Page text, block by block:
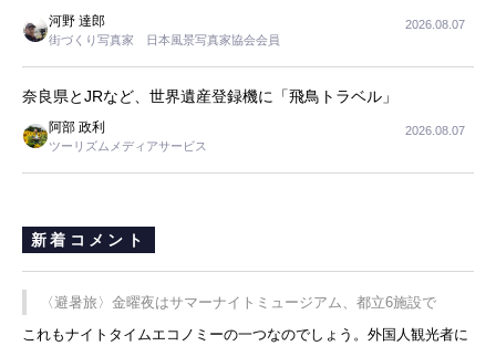
河野 達郎
街づくり写真家 日本風景写真家協会会員
2026.08.07
奈良県とJRなど、世界遺産登録機に「飛鳥トラベル」
阿部 政利
ツーリズムメディアサービス
2026.08.07
新着コメント
〈避暑旅〉金曜夜はサマーナイトミュージアム、都立6施設で
これもナイトタイムエコノミーの一つなのでしょう。外国人観光者に